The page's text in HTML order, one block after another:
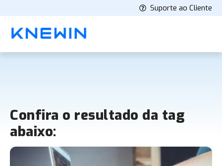
Suporte ao Cliente
Confira o resultado da tag
abaixo: